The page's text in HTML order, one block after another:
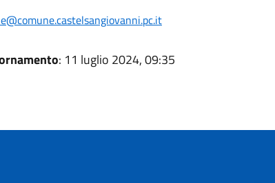
: 11 luglio 2024, 09:35